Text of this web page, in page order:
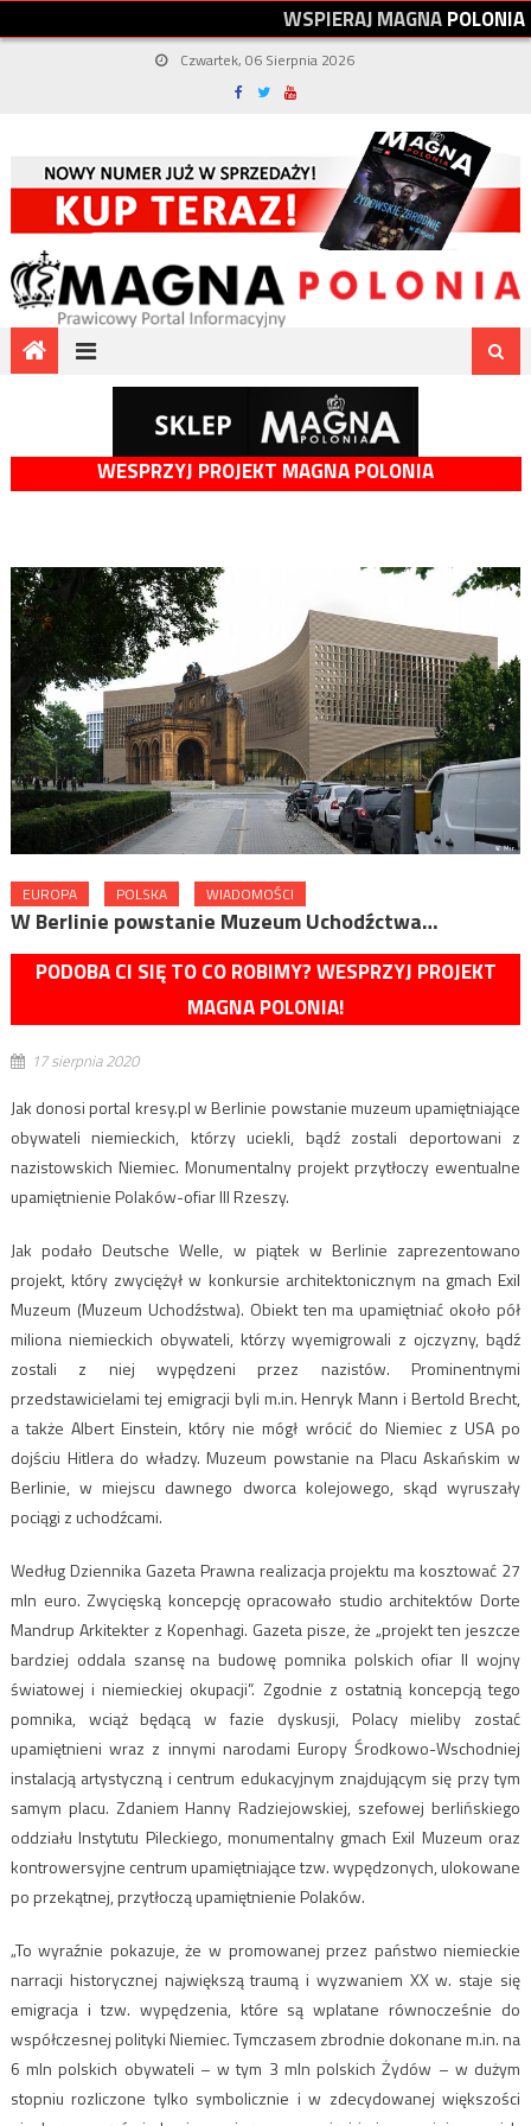
WSPIERAJMAGNAPOLONIA
Czwartek, 06 Sierpnia 2026
WESPRZYJ PROJEKT MAGNA POLONIA
EUROPA POLSKA WIADOMOŚCI
W Berlinie powstanie Muzeum Uchodźctwa…
PODOBA CI SIĘ TO CO ROBIMY? WESPRZYJ PROJEKT
MAGNA POLONIA!
17 sierpnia 2020
Jak donosi portal kresy.pl w Berlinie powstanie muzeum upamiętniające
obywateli niemieckich, którzy uciekli, bądź zostali deportowani z
nazistowskich Niemiec. Monumentalny projekt przytłoczy ewentualne
upamiętnienie Polaków-ofiar III Rzeszy.
Jak podało Deutsche Welle, w piątek w Berlinie zaprezentowano
projekt, który zwyciężył w konkursie architektonicznym na gmach Exil
Muzeum (Muzeum Uchodźstwa). Obiekt ten ma upamiętniać około pół
miliona niemieckich obywateli, którzy wyemigrowali z ojczyzny, bądź
zostali z niej wypędzeni przez nazistów. Prominentnymi
przedstawicielami tej emigracji byli m.in. Henryk Mann i Bertold Brecht,
a także Albert Einstein, który nie mógł wrócić do Niemiec z USA po
dojściu Hitlera do władzy. Muzeum powstanie na Placu Askańskim w
Berlinie, w miejscu dawnego dworca kolejowego, skąd wyruszały
pociągi z uchodźcami.
Według Dziennika Gazeta Prawna realizacja projektu ma kosztować 27
mln euro. Zwycięską koncepcję opracowało studio architektów Dorte
Mandrup Arkitekter z Kopenhagi. Gazeta pisze, że „projekt ten jeszcze
bardziej oddala szansę na budowę pomnika polskich ofiar II wojny
światowej i niemieckiej okupacji”. Zgodnie z ostatnią koncepcją tego
pomnika, wciąż będącą w fazie dyskusji, Polacy mieliby zostać
upamiętnieni wraz z innymi narodami Europy Środkowo-Wschodniej
instalacją artystyczną i centrum edukacyjnym znajdującym się przy tym
samym placu. Zdaniem Hanny Radziejowskiej, szefowej berlińskiego
oddziału Instytutu Pileckiego, monumentalny gmach Exil Muzeum oraz
kontrowersyjne centrum upamiętniające tzw. wypędzonych, ulokowane
po przekątnej, przytłoczą upamiętnienie Polaków.
„To wyraźnie pokazuje, że w promowanej przez państwo niemieckie
narracji historycznej największą traumą i wyzwaniem XX w. staje się
emigracja i tzw. wypędzenia, które są wplatane równocześnie do
współczesnej polityki Niemiec. Tymczasem zbrodnie dokonane m.in. na
6 mln polskich obywateli – w tym 3 mln polskich Żydów – w dużym
stopniu rozliczone tylko symbolicznie i w zdecydowanej większości